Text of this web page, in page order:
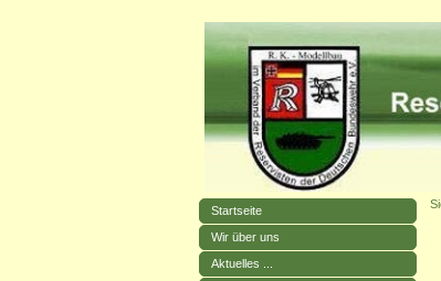
Startseite
Wir über uns
Aktuelles ...